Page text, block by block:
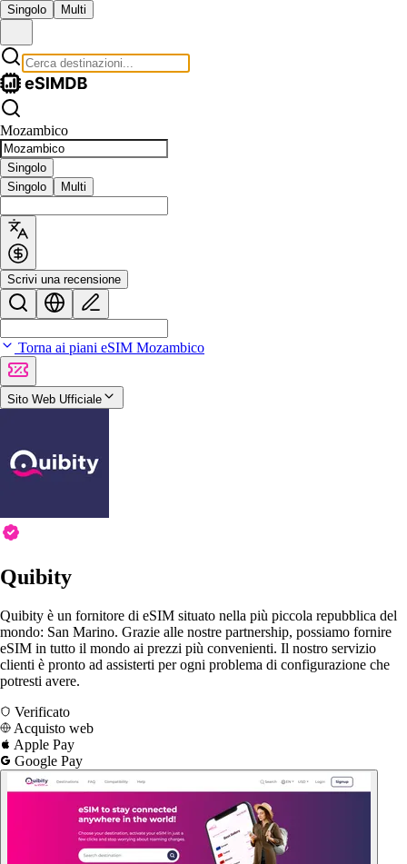
Singolo Multi
Mozambico
Singolo
Singolo
Multi
Scrivi una recensione
Torna ai piani eSIM Mozambico
Sito Web Ufficiale
Quibity
Quibity è un fornitore di eSIM situato nella più piccola repubblica del
mondo: San Marino. Grazie alle nostre partnership, possiamo fornire
eSIM in tutto il mondo ai prezzi più convenienti. Il nostro servizio
clienti è pronto ad assisterti per ogni problema di configurazione che
potresti avere.
Verificato
Acquisto web
Apple Pay
Google Pay